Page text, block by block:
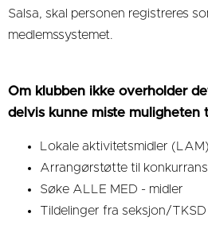
Salsa, skal personen registreres
medlemssystemet.
Om klubben ikke overholder
delvis kunne miste muligheten
Lokale aktivitetsmidler (LAM)
Arrangørstøtte til
Søke ALLE MED - midler
Tildelinger fra seksjon/